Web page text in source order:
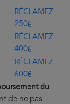
RÉCLAMEZ
250€
RÉCLAMEZ
400€
RÉCLAMEZ
600€
du
de ne pas